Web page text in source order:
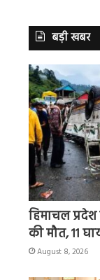
बड़ी खबर
हिमाचल
की मौत, 11
August 8, 2026